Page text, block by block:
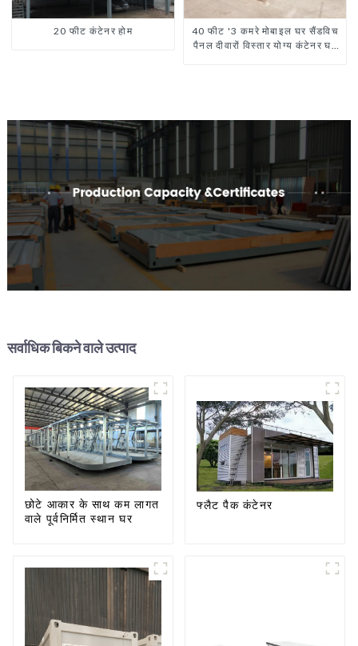
20 फीट कंटेनर होम
40 फीट '3 कमरे मोबाइल घर सैंडविच
पैनल दीवारों विस्तार योग्य कंटेनर घर
सर्वाधिक बिकने वाले उत्पाद
छोटे आकार के साथ कम लागत
वाले पूर्वनिर्मित स्थान घर
फ्लैट पैक कंटेनर